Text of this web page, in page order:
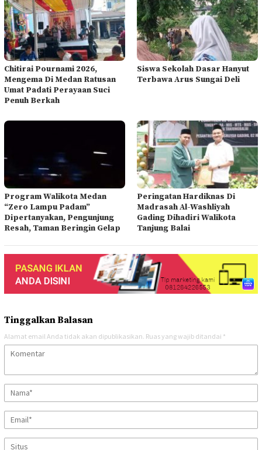
Chitirai Pournami 2026,
Mengema Di Medan Ratusan
Umat Padati Perayaan Suci
Penuh Berkah
Siswa Sekolah Dasar Hanyut
Terbawa Arus Sungai Deli
Program Walikota Medan
“Zero Lampu Padam”
Dipertanyakan, Pengunjung
Resah, Taman Beringin Gelap
Peringatan Hardiknas Di
Madrasah Al-Washliyah
Gading Dihadiri Walikota
Tanjung Balai
Tinggalkan Balasan
Alamat email Anda tidak akan dipublikasikan. Ruas yang wajib ditandai *